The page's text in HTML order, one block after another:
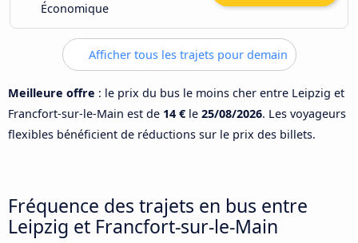
Économique
Afficher tous les trajets pour demain
Meilleure offre : le prix du bus le moins cher entre Leipzig et
Francfort-sur-le-Main est de 14 € le 25/08/2026. Les voyageurs
flexibles bénéficient de réductions sur le prix des billets.
Fréquence des trajets en bus entre
Leipzig et Francfort-sur-le-Main